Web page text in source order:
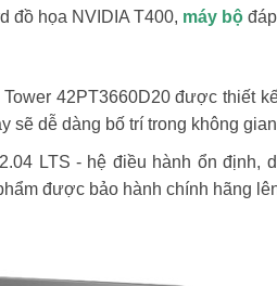
đồ họa NVIDIA T400, máy bộ
42PT3660D20 được thiết
sẽ dễ dàng bố trí trong không
LTS - hệ điều hành ổn
được bảo hành chính hãng